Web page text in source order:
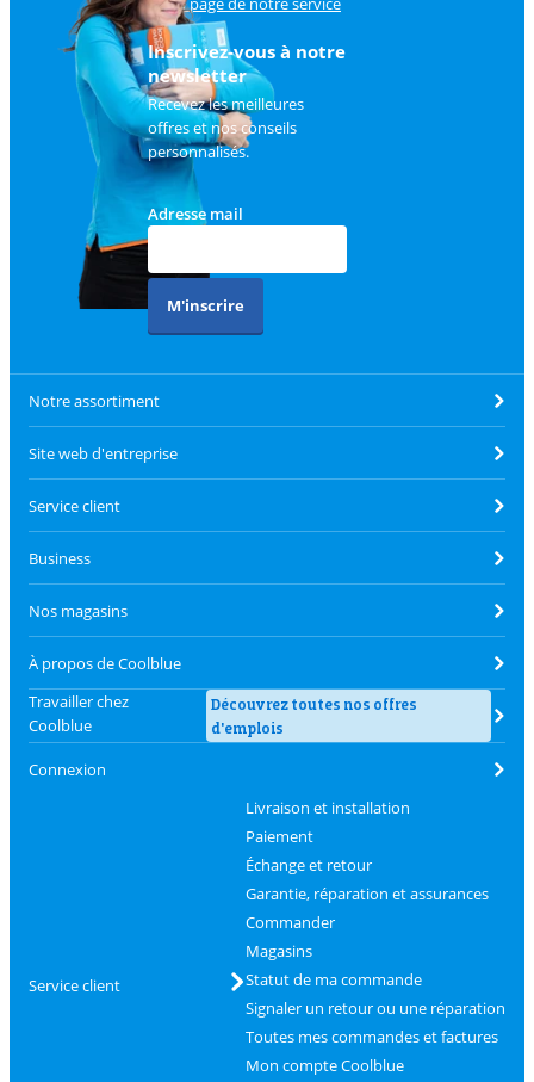
client.
Inscrivez-vous à notre
newsletter
Recevez les meilleures
offres et nos conseils
personnalisés.
Adresse mail
M'inscrire
Notre assortiment
Site web d'entreprise
Service client
Business
Nos magasins
À propos de Coolblue
Travailler chez
Coolblue
Découvrez toutes nos offres
d'emplois
Connexion
Service client
Livraison et installation
Paiement
Échange et retour
Garantie, réparation et assurances
Commander
Magasins
Statut de ma commande
Signaler un retour ou une réparation
Toutes mes commandes et factures
Mon compte Coolblue